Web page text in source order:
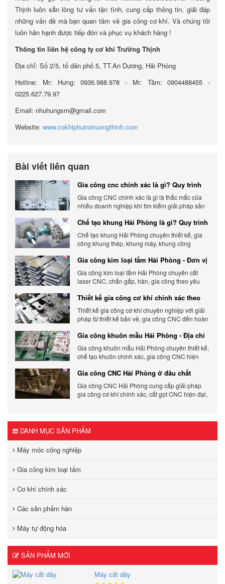
Thịnh luôn sẵn lòng tư vấn tận tình, cung cấp thông tin, giải đáp
những vấn đề mà bạn quan tâm về gia công cơ khí. Và chúng tôi
luôn hân hạnh được tiếp đón và phục vụ khách hàng !
Thông tin liên hệ công ty cơ khí Trường Thịnh
Địa chỉ: Số 2/5, tổ dân phố 5, TT.An Dương, Hải Phòng
Hotline: Mr: Hưng: 0936.988.978 - Mr: Tâm: 0904488455 -
0225.627.79.97
Email: nhuhungsm@gmail.com
Website: www.cokhiphutrotruongthinh.com
Bài viết liên quan
Gia công cnc chính xác là gì? Quy trình
chính xác, đẳng cấp
Gia công CNC chính xác là gì là thắc mắc của
nhiều doanh nghiệp khi tìm kiếm giải pháp sản
Chế tạo khung Hải Phòng là gì? Quy trình
gia công chi tiết
Chế tạo khung Hải Phòng chuyên thiết kế, gia
công khung thép, khung máy, khung công
chắc và tối ưu chi phí.
Gia công kim loại tấm Hải Phòng - Đơn vị
gia công uy tín 2026
Gia công kim loại tấm Hải Phòng chuyên cắt
laser CNC, chấn gấp, hàn, gia công theo yêu
phí.
Thiết kế gia công cơ khí chính xác theo
yêu cầu
Thiết kế gia công cơ khí chuyên nghiệp với giải
pháp từ thiết kế bản vẽ, gia công CNC đến hoàn
và tiến độ.
Gia công khuôn mẫu Hải Phòng - Địa chỉ
gia công chất lượng
Gia công khuôn mẫu Hải Phòng chuyên thiết kế,
chế tạo khuôn chính xác, gia công CNC hiện
tranh.
Gia công CNC Hải Phòng ở đâu chất
lượng, giá tốt?
Gia công CNC Hải Phòng cung cấp giải pháp
gia công cơ khí chính xác, cắt gọt CNC hiện đại,
DANH MỤC SẢN PHẨM
Máy móc công nghiệp
Gia công kim loại tấm
Cơ khí chính xác
Các sản phẩm hàn
Máy tự động hóa
SẢN PHẨM MỚI
Máy cắt dây